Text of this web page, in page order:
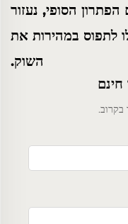
הסופי, נעזור
לתפוס במהירות את
השוק.
בקרוב.